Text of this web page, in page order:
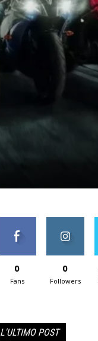
0
Fans
0
Followers
L'ULTIMO POST